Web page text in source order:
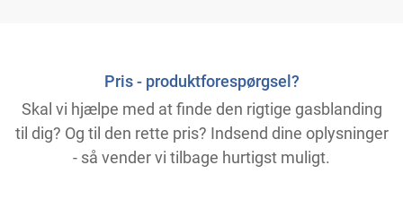
Pris - produktforespørgsel?
Skal vi hjælpe med at finde den rigtige gasblanding
til dig? Og til den rette pris? Indsend dine oplysninger
- så vender vi tilbage hurtigst muligt.